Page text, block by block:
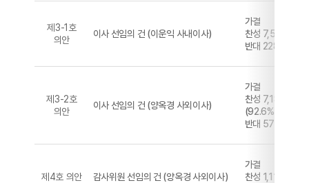
제3-1호
의안
이사 선임의 건 (이운익 사내이사)
가결
찬성 7,535,700
반대 228,293
제3-2호
의안
이사 선임의 건 (양옥경 사외이사)
가결
찬성 7,189,908
(92.6%)
반대 574,085
제4호 의안 감사위원 선임의 건 (양옥경 사외이사)
가결
찬성 1,110,104